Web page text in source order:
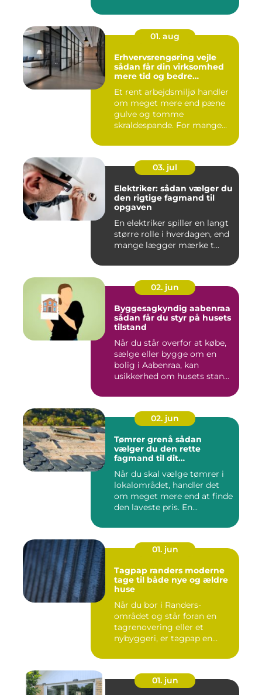
01. aug
Erhvervsrengøring vejle
sådan får din virksomhed
mere tid og bedre
Et rent arbejdsmiljø handler
om meget mere end pæne
gulve og tomme
skraldespande. For mange
03. jul
Elektriker: sådan vælger du
den rigtige fagmand til
opgaven
En elektriker spiller en langt
større rolle i hverdagen, end
mange lægger mærke t...
02. jun
Byggesagkyndig aabenraa
sådan får du styr på husets
tilstand
Når du står overfor at købe,
sælge eller bygge om en
bolig i Aabenraa, kan
usikkerhed om husets stan...
02. jun
Tømrer grenå sådan
vælger du den rette
fagmand til dit
Når du skal vælge tømrer i
lokalområdet, handler det
om meget mere end at finde
den laveste pris. En...
01. jun
Tagpap randers moderne
tage til både nye og ældre
huse
Når du bor i Randers-
området og står foran en
tagrenovering eller et
nybyggeri, er tagpap en
01. jun